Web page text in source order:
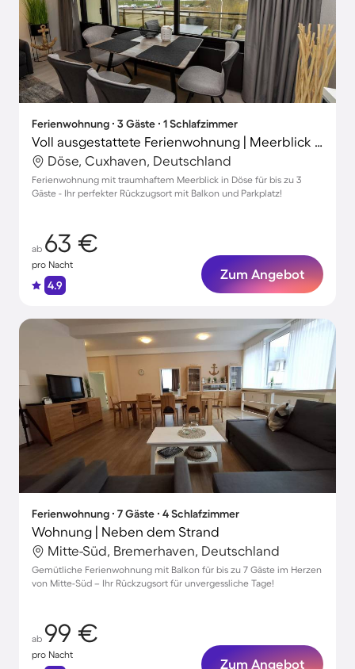
Ferienwohnung ∙ 3 Gäste ∙ 1 Schlafzimmer
Voll ausgestattete Ferienwohnung | Meerblick | Neben dem Strand
Döse, Cuxhaven, Deutschland
Ferienwohnung mit traumhaftem Meerblick in Döse für bis zu 3
Gäste - Ihr perfekter Rückzugsort mit Balkon und Parkplatz!
ab 63 €
pro Nacht
4.9
Zum Angebot
Ferienwohnung ∙ 7 Gäste ∙ 4 Schlafzimmer
Wohnung | Neben dem Strand
Mitte-Süd, Bremerhaven, Deutschland
Gemütliche Ferienwohnung mit Balkon für bis zu 7 Gäste im Herzen
von Mitte-Süd – Ihr Rückzugsort für unvergessliche Tage!
ab 99 €
pro Nacht
Zum Angebot